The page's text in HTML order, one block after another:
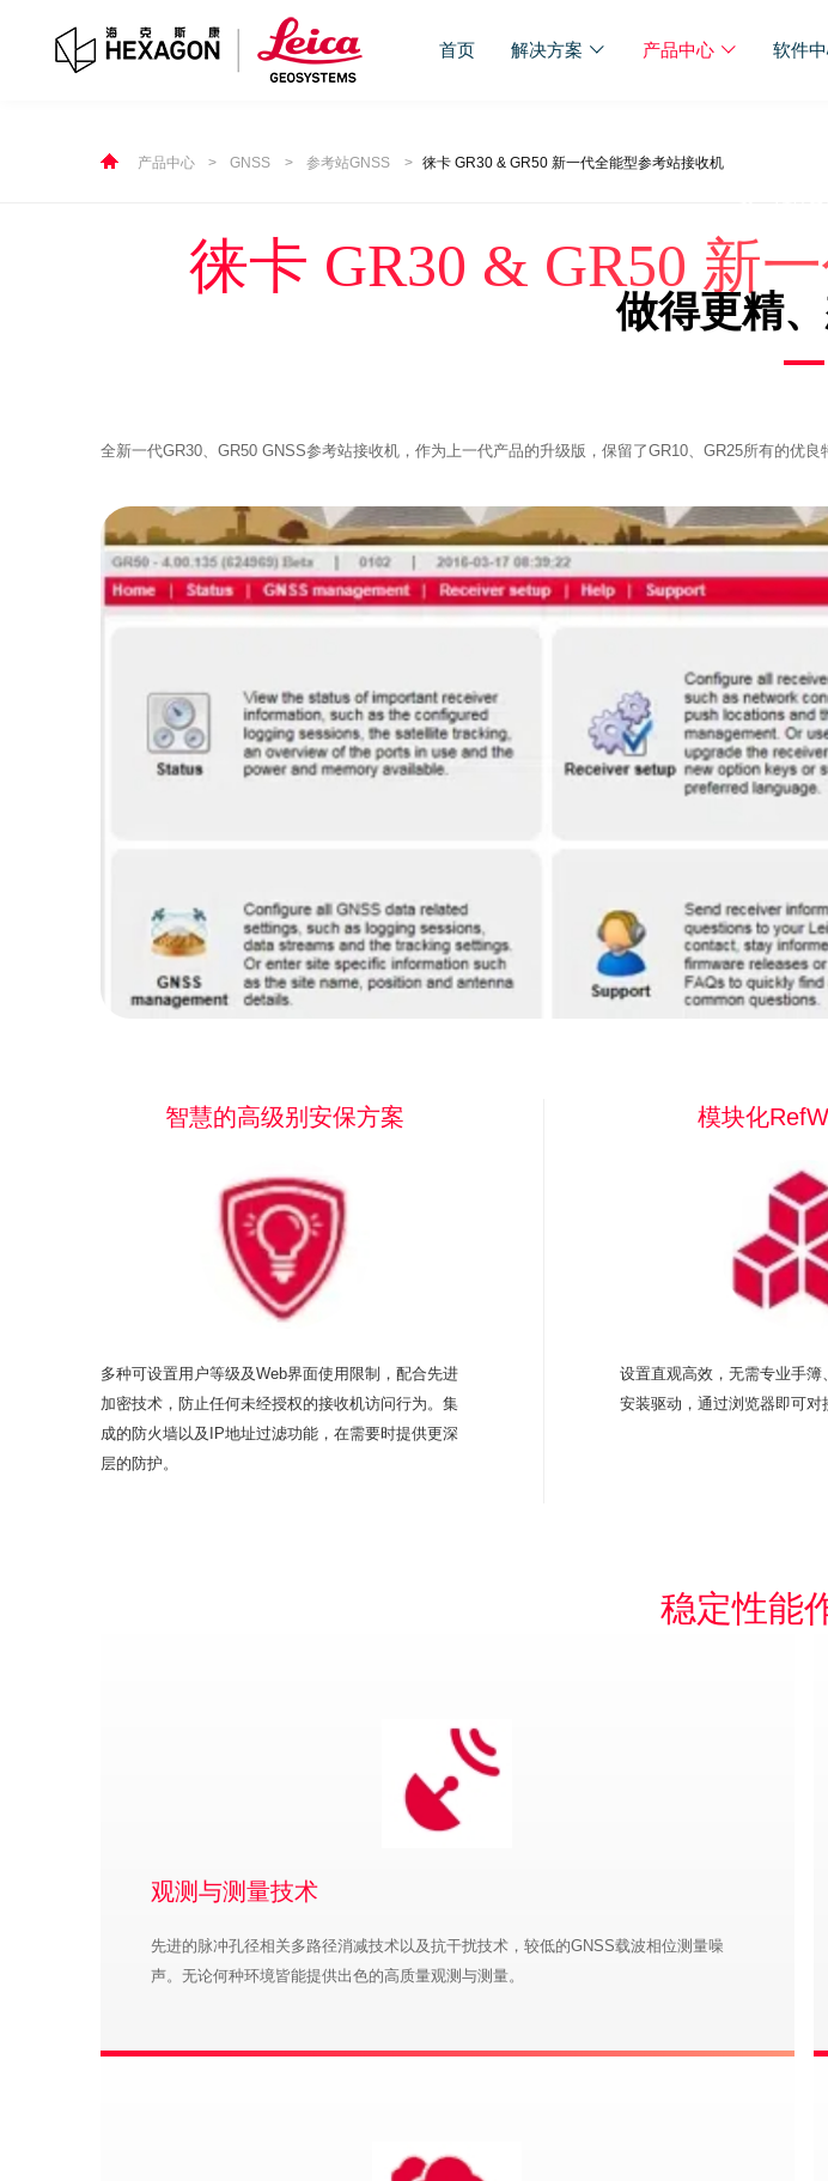
首页 解决方案 产品中心 软件
徕卡 GR30 & GR50 新
做得更精
产品中心 > GNSS > 参考站GNSS > 徕卡 GR30 & GR50 新一代全能型参考站接收机
做得更精
智慧的高级别安保方案
多种可设置用户等级及Web界面使用限制，配合先进
加密技术，防止任何未经授权的接收机访问行为。集
成的防火墙以及IP地址过滤功能，在需要时提供更深
层的防护。
模块化
设置直观高效，无需专业手
安装驱动，通过浏览器即可对
稳定性能
观测与测量技术
先进的脉冲孔径相关多路径消减技术以及抗干扰技术，较低的GNSS载波相位测量噪
声。无论何种环境皆能提供出色的高质量观测与测量。